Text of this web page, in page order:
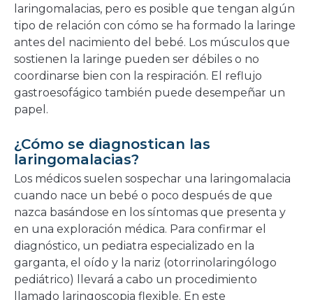
laringomalacias, pero es posible que tengan algún
tipo de relación con cómo se ha formado la laringe
antes del nacimiento del bebé. Los músculos que
sostienen la laringe pueden ser débiles o no
coordinarse bien con la respiración. El reflujo
gastroesofágico también puede desempeñar un
papel.
¿Cómo se diagnostican las
laringomalacias?
Los médicos suelen sospechar una laringomalacia
cuando nace un bebé o poco después de que
nazca basándose en los síntomas que presenta y
en una exploración médica. Para confirmar el
diagnóstico, un pediatra especializado en la
garganta, el oído y la nariz (otorrinolaringólogo
pediátrico) llevará a cabo un procedimiento
llamado laringoscopia flexible. En este